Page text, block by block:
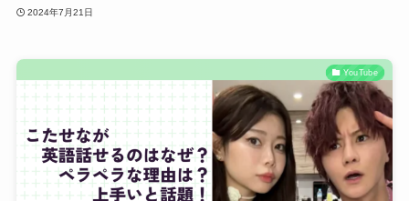
2024年7月21日
YouTube